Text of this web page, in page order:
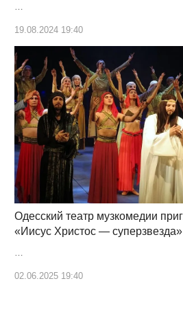
…
19.08.2024 19:40
Одесский театр музкомедии
«Иисус Христос — суперзвезда»
02.06.2025 19:40